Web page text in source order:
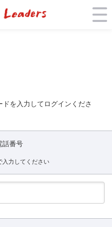
を入力してログインくださ
話番号
力してください